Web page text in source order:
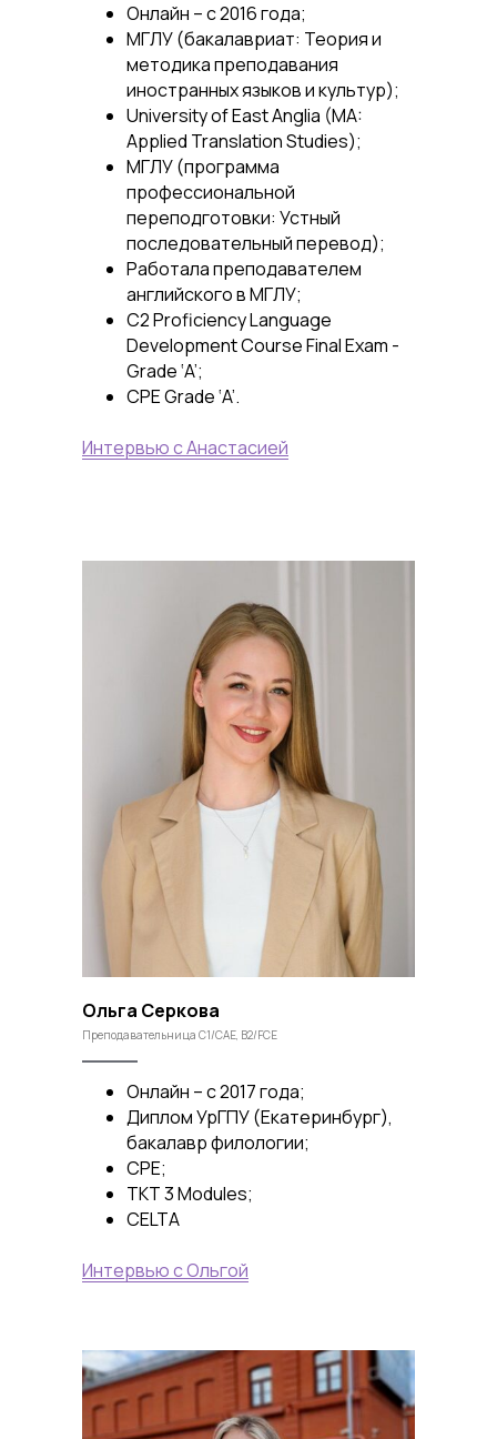
Онлайн – с 2016 года;
МГЛУ (бакалавриат: Теория и
методика преподавания
иностранных языков и культур);
University of East Anglia (MA:
Applied Translation Studies);
МГЛУ (программа
профессиональной
переподготовки: Устный
последовательный перевод);
Работала преподавателем
английского в МГЛУ;
C2 Proficiency Language
Development Course Final Exam -
Grade ‘A’;
CPE Grade ‘A’.
Интервью с Анастасией
Ольга Серкова
Преподавательница C1/CAE, B2/FCE
Онлайн – с 2017 года;
Диплом УрГПУ (Екатеринбург),
бакалавр филологии;
CPE;
TKT 3 Modules;
CELTA
Интервью с Ольгой